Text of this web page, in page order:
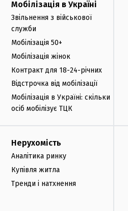
Мобілізація в Україні
Звільнення з військової
служби
Мобілізація 50+
Мобілізація жінок
Контракт для 18-24-річних
Відстрочка від мобілізації
Мобілізація в Україні: скільки
осіб мобілізує ТЦК
Нерухомість
Аналітика ринку
Купівля житла
Тренди і натхнення